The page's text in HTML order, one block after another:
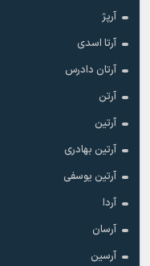
آرپژ
آرتا اسدی
آرتان دادرس
آرتن
آرتین
آرتین بهادری
آرتین یوسفی
آردا
آرسان
آرسین